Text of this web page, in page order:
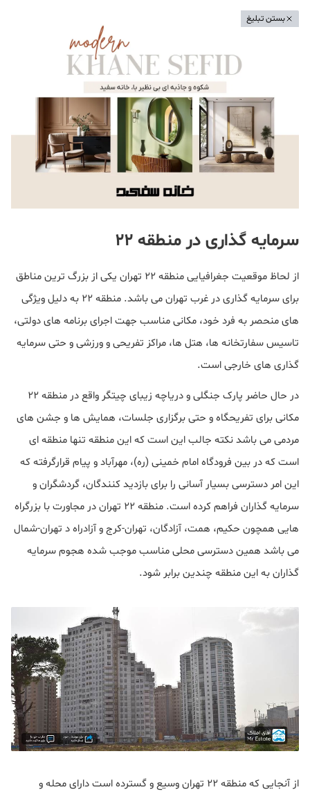
بستن تبلیغ
سرمایه گذاری در منطقه ۲۲
از لحاظ موقعیت جغرافیایی منطقه ۲۲ تهران یکی از بزرگ ترین مناطق
برای سرمایه گذاری در غرب تهران می باشد. منطقه ۲۲ به دلیل ویژگی
های منحصر به فرد خود، مکانی مناسب جهت اجرای برنامه های دولتی،
تاسيس سفارتخانه ها، هتل ها، مراکز تفریحی و ورزشی و حتی سرمايه
گذاری های خارجی است.
در حال حاضر پارک جنگلی و دریاچه زیبای چیتگر واقع در منطقه ۲۲
مکانی برای تفریحگاه و حتی برگزاری جلسات، همایش ها و جشن های
مردمی می باشد نکته جالب اين است که این منطقه تنها منطقه ای
است که در بین فرودگاه امام خمینی (ره)، مهرآباد و پیام قرارگرفته که
این امر دسترسی بسیار آسانی را برای بازدید کنندگان، گردشگران و
سرمایه گذاران فراهم کرده است. منطقه ۲۲ تهران در مجاورت با بزرگراه
هایی همچون حکیم، همت، آزادگان، تهران-کرج و آزادراه د تهران-شمال
می باشد همین دسترسی محلی مناسب موجب شده هجوم سرمایه
گذاران به این منطقه چندین برابر شود.
از آنجایی که منطقه ۲۲ تهران وسیع و گسترده است دارای محله و